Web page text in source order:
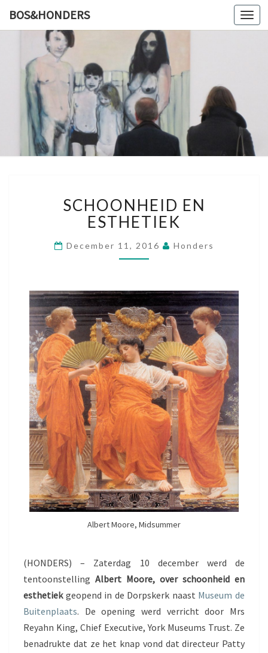
BOS&HONDERS
Kunstlog
C
H
O
O
N
I
D
E
N
E
S
T
H
E
T
I
SCHOONHEID EN
ESTHETIEK
December 11, 2016 Honders
Albert Moore, Midsummer
(HONDERS) – Zaterdag 10 december werd de
tentoonstelling Albert Moore, over schoonheid en
esthetiekgeopend in de Dorpskerk naast Museum de
Buitenplaats. De opening werd verricht door Mrs
Reyahn King, Chief Executive, York Museums Trust. Ze
benadrukte dat ze het knap vond dat directeur Patty